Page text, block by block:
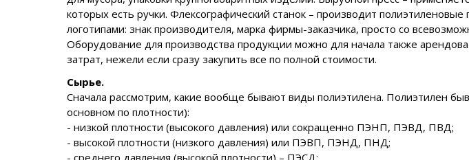
которых есть ручки. Флексографический станок – производит
логотипами: знак производителя, марка фирмы-заказчика, просто со
Оборудование для производства продукции можно для начала также
затрат, нежели если сразу закупить все по полной стоимости.
Сырье.
Сначала рассмотрим, какие вообще бывают виды полиэтилена. Полиэтилен
основном по плотности):
- низкой плотности (высокого давления) или сокращенно ПЭНП, ПЭВД, ПВД;
- высокой плотности (низкого давления) или ПЭВП, ПЭНД, ПНД;
- среднего давления (высокой плотности) – ПЭСД;